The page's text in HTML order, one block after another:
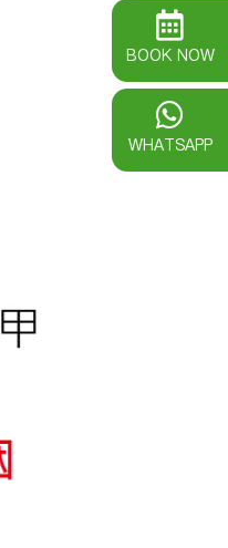
BOOK NOW
WHATSAPP